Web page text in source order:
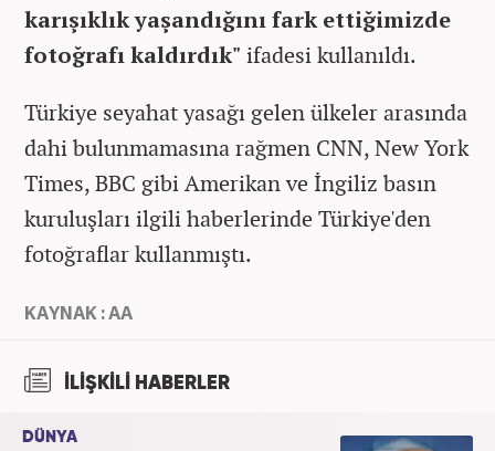
karışıklık yaşandığını fark ettiğimizde
fotoğrafı kaldırdık" ifadesi kullanıldı.
Türkiye seyahat yasağı gelen ülkeler arasında
dahi bulunmamasına rağmen CNN, New York
Times, BBC gibi Amerikan ve İngiliz basın
kuruluşları ilgili haberlerinde Türkiye'den
fotoğraflar kullanmıştı.
KAYNAK : AA
İLİŞKİLİ HABERLER
DÜNYA